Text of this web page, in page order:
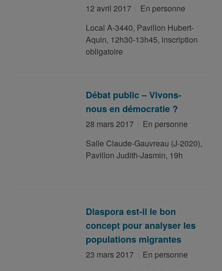
12 avril 2017
En personne
Local A-3440, Pavillon Hubert-
Aquin, 12h30-13h45, inscription
obligatoire
Débat public – Vivons-
nous en démocratie ?
28 mars 2017
En personne
Salle Claude-Gauvreau (J-2020),
Pavillon Judith-Jasmin, 19h
Diaspora est-il le bon
concept pour analyser les
populations migrantes
23 mars 2017
En personne